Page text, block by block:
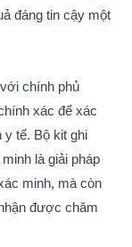
đáng tin cậy một
chính phủ
xác để xác
y tế. Bộ kit ghi
là giải pháp
minh, mà còn
được chăm